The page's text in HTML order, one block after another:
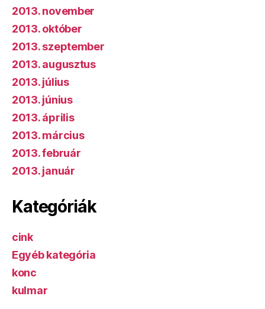
2013. november
2013. október
2013. szeptember
2013. augusztus
2013. július
2013. június
2013. április
2013. március
2013. február
2013. január
Kategóriák
cink
Egyéb kategória
konc
kulmar